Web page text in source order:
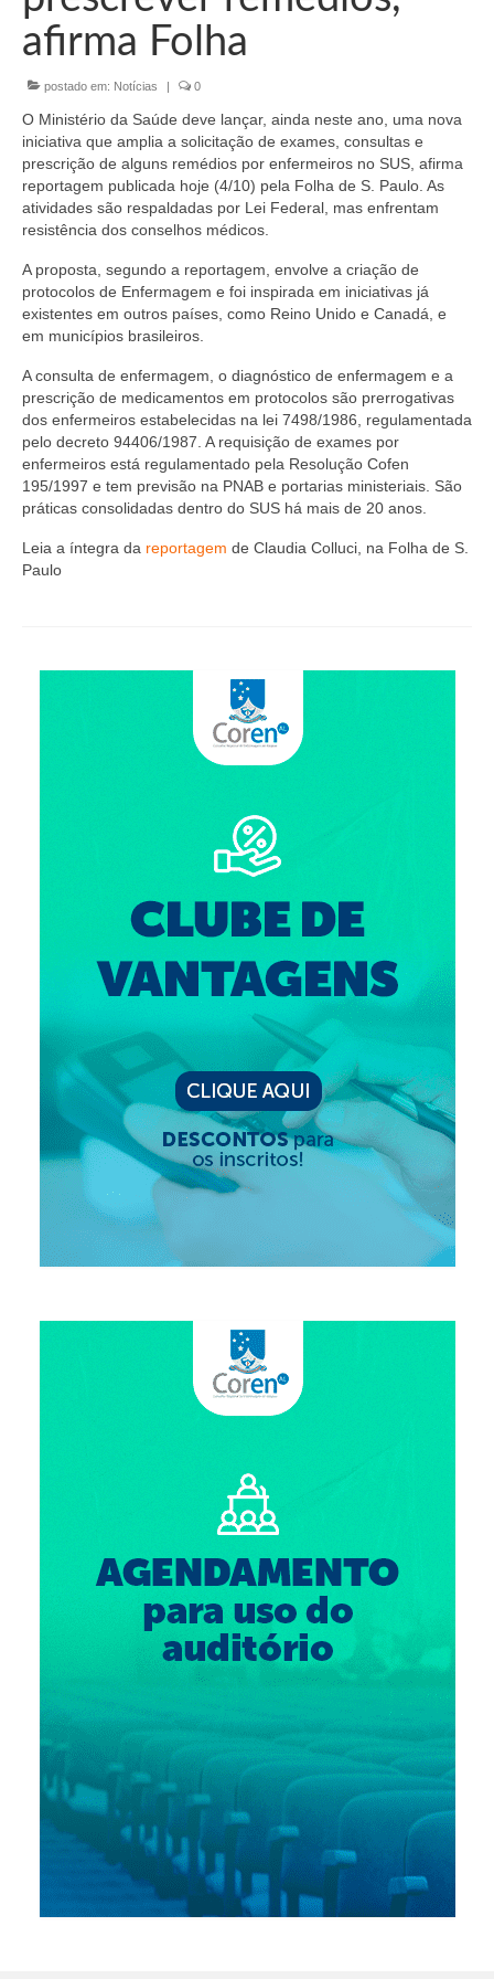
Conselheiros e Diretoria
Câmaras Técnicas
Carta de Serviços ao Cidadão
Governança
Transparência e Prestação de Contas
Eleições
Eleições Triênio 2027-2029
Eleições Anteriores
Agenda do presidente
Editais e licitação
Eleições
Desagravo Público
Processos Éticos
Suspensão do Exercício Profissional
Para Você
Procedimento para registro
Clube de Vantagens
Valores dos serviços
Reserva de auditório
Notícias
afirma Folha
postado em: Notícias | 0
O Ministério da Saúde deve lançar, ainda neste ano, uma nova
iniciativa que amplia a solicitação de exames, consultas e
prescrição de alguns remédios por enfermeiros no SUS, afirma
reportagem publicada hoje (4/10) pela Folha de S. Paulo. As
atividades são respaldadas por Lei Federal, mas enfrentam
resistência dos conselhos médicos.
A proposta, segundo a reportagem, envolve a criação de
protocolos de Enfermagem e foi inspirada em iniciativas já
existentes em outros países, como Reino Unido e Canadá, e
em municípios brasileiros.
A consulta de enfermagem, o diagnóstico de enfermagem e a
prescrição de medicamentos em protocolos são prerrogativas
dos enfermeiros estabelecidas na lei 7498/1986, regulamentada
pelo decreto 94406/1987. A requisição de exames por
enfermeiros está regulamentado pela Resolução Cofen
195/1997 e tem previsão na PNAB e portarias ministeriais. São
práticas consolidadas dentro do SUS há mais de 20 anos.
Leia a íntegra da reportagem de Claudia Colluci, na Folha de S.
Paulo